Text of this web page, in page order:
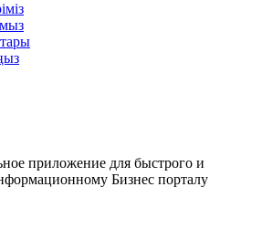
приложение для быстрого и
Бизнес порталу